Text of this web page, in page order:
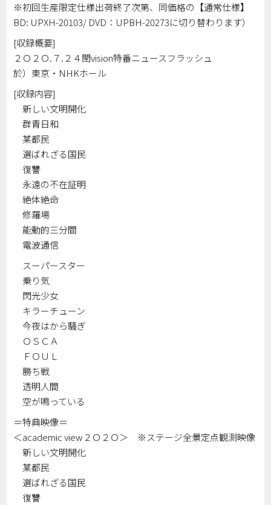
※初回生産限定仕様出荷終了次第、同価格の【通常仕様】
BD: UPXH-20103/ DVD：UPBH-20273に切り替わります）
[収録概要]
２Ｏ２Ｏ.７.２４閏vision特番ニュースフラッシュ
於）東京・NHKホール
[収録内容]
新しい文明開化
群青日和
某都民
選ばれざる国民
復讐
永遠の不在証明
絶体絶命
修羅場
能動的三分間
電波通信
スーパースター
乗り気
閃光少女
キラーチューン
今夜はから騒ぎ
ＯＳＣＡ
ＦＯＵＬ
勝ち戦
透明人間
空が鳴っている
＝特典映像＝
＜academic view２Ｏ２Ｏ＞ ※ステージ全景定点観測映像
新しい文明開化
某都民
選ばれざる国民
復讐